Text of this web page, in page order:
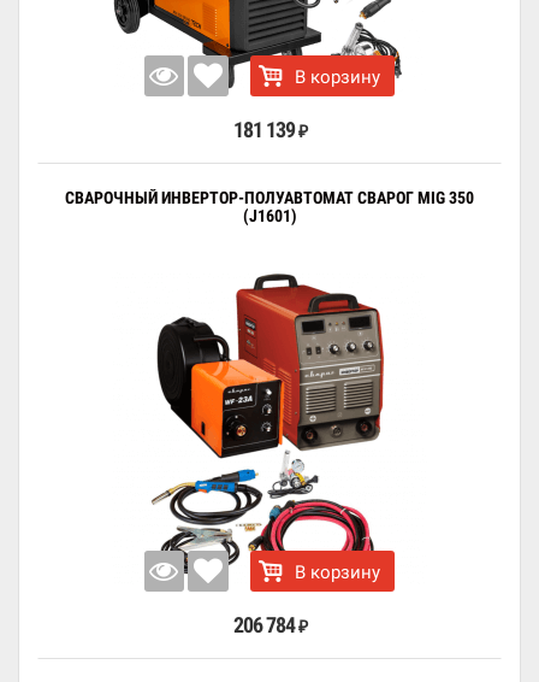
В корзину
181 139 ₽
СВАРОЧНЫЙ ИНВЕРТОР-ПОЛУАВТОМАТ СВАРОГ MIG 350
(J1601)
В корзину
206 784 ₽